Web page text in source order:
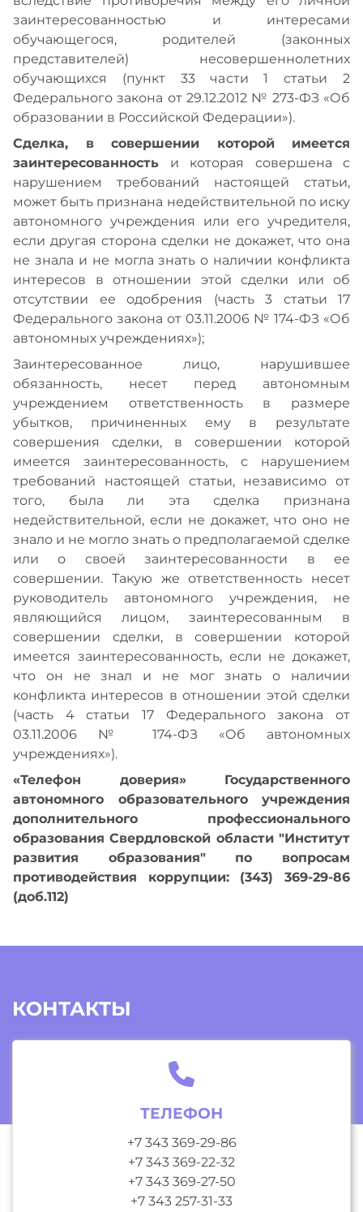
заинтересованностью и интересами
обучающегося, родителей (законных
представителей) несовершеннолетних
обучающихся (пункт 33 части 1 статьи 2
Федерального закона от 29.12.2012 № 273-ФЗ «Об
образовании в Российской Федерации»).
Сделка, в совершении которой имеется
заинтересованность и которая совершена с
нарушением требований настоящей статьи,
может быть признана недействительной по иску
автономного учреждения или его учредителя,
если другая сторона сделки не докажет, что она
не знала и не могла знать о наличии конфликта
интересов в отношении этой сделки или об
отсутствии ее одобрения (часть 3 статьи 17
Федерального закона от 03.11.2006 № 174-ФЗ «Об
автономных учреждениях»);
Заинтересованное лицо, нарушившее
обязанность, несет перед автономным
учреждением ответственность в размере
убытков, причиненных ему в результате
совершения сделки, в совершении которой
имеется заинтересованность, с нарушением
требований настоящей статьи, независимо от
того, была ли эта сделка признана
недействительной, если не докажет, что оно не
знало и не могло знать о предполагаемой сделке
или о своей заинтересованности в ее
совершении. Такую же ответственность несет
руководитель автономного учреждения, не
являющийся лицом, заинтересованным в
совершении сделки, в совершении которой
имеется заинтересованность, если не докажет,
что он не знал и не мог знать о наличии
конфликта интересов в отношении этой сделки
(часть 4 статьи 17 Федерального закона от
03.11.2006 № 174-ФЗ «Об автономных
учреждениях»).
«Телефон доверия» Государственного
автономного образовательного учреждения
дополнительного профессионального
образования Свердловской области "Институт
развития образования" по вопросам
противодействия коррупции: (343) 369-29-86
(доб.112)
КОНТАКТЫ
ТЕЛЕФОН
+7 343 369-29-86
+7 343 369-22-32
+7 343 369-27-50
+7 343 257-31-33